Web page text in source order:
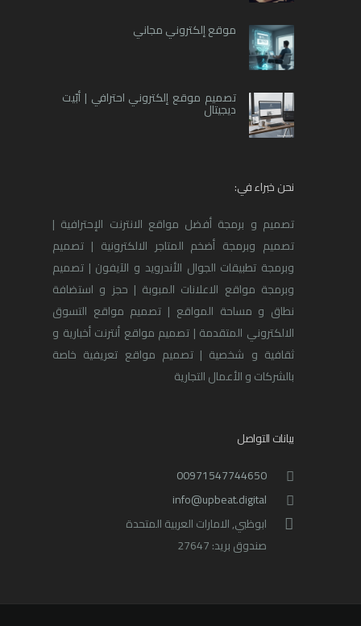
موقع إلكتروني مجاني
تصميم موقع إلكتروني احترافي | أبّيت
ديجيتال
نحن خبراء في:
تصميم و برمجة أفضل مواقع الانترنت الإحترافية |
تصميم وبرمجة أضخم المتاجر الالكترونية | تصميم
وبرمجة تطبيقات الجوال الأندرويد و الآيفون | تصميم
وبرمجة مواقع الاعلانات المبوبة | حجز و استضافة
نطاق و مساحة المواقع | تصميم مواقع التسوق
الالكتروني المتقدمة | تصميم مواقع أنترنت أخبارية و
ثقافية و شخصية | تصميم مواقع تعريفية خاصة
بالشركات و الأعمال التجارية
بيانات التواصل
00971547744650
info@upbeat.digital
ابوظبي, الامارات العربية المتحدة
صندوق بريد: 27647